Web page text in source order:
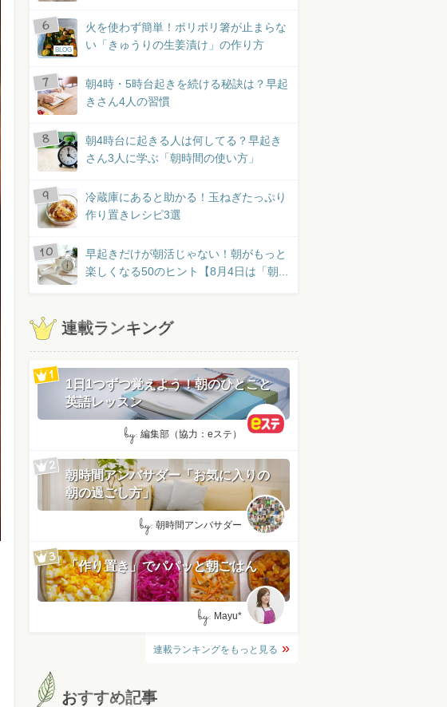
BLOG
火を使わず簡単！ポリポリ箸が止まらな
い「きゅうりの生姜漬け」の作り方
朝4時・5時台起きを続ける秘訣は？早起
きさん4人の習慣
朝4時台に起きる人は何してる？早起き
さん3人に学ぶ「朝時間の使い方」
冷蔵庫にあると助かる！玉ねぎたっぷり
作り置きレシピ3選
早起きだけが朝活じゃない！朝がもっと
楽しくなる50のヒント【8月4日は「朝...
連載ランキング
1日1つずつ覚えよう！朝のひとこと
英語レッスン
by: 編集部（協力：eステ）
朝時間アンバサダー「お気に入りの
朝の過ごし方」
by: 朝時間アンバサダー
「作り置き」でパパッと朝ごはん
by: Mayu*
連載ランキングをもっと見る
おすすめ記事